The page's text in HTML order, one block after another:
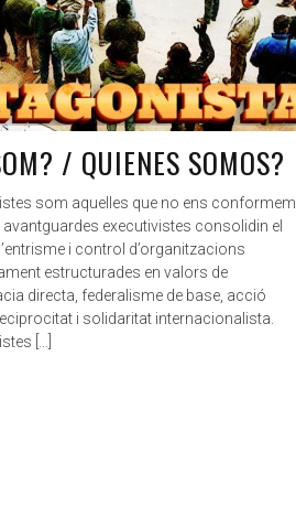
ANTAGONISTAS JUL 14, 2019
/ QUIENES SOMOS?
som aquelles que no ens conformem
avantguardes executivistes consolidin el
i control d’organitzacions
estructurades en valors de
directa, federalisme de base, acció
i solidaritat internacionalista.
[…]